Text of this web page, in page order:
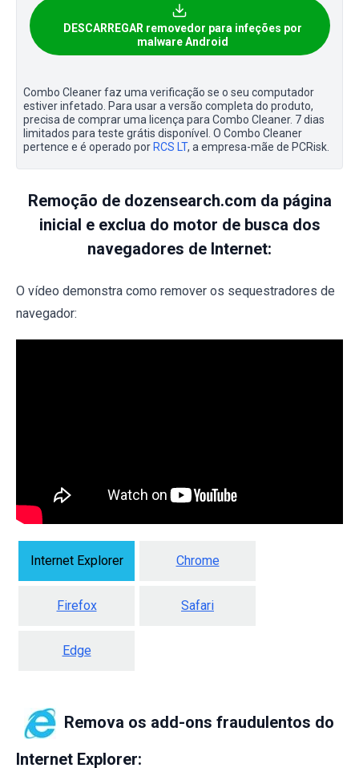
DESCARREGAR removedor para infeções por
malware Android
Combo Cleaner faz uma verificação se o seu computador
estiver infetado. Para usar a versão completa do produto,
precisa de comprar uma licença para Combo Cleaner. 7 dias
limitados para teste grátis disponível. O Combo Cleaner
pertence e é operado por RCS LT, a empresa-mãe de PCRisk.
Remoção de dozensearch.com da página
inicial e exclua do motor de busca dos
navegadores de Internet:
O vídeo demonstra como remover os sequestradores de
navegador:
Internet Explorer Chrome
Firefox Safari
Edge
Remova os add-ons fraudulentos do
Internet Explorer: